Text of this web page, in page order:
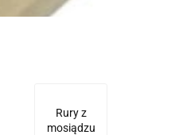
Rury z
mosiądzu